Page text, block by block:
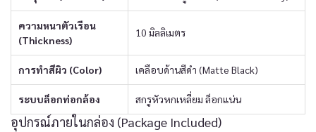
ความหนาตัวเรือน
(Thickness)
10 มิลลิเมตร
การทำสีผิว (Color) เคลือบด้านสีดำ (Matte Black)
ระบบล็อกท่อกล้อง สกรูหัวหกเหลี่ยม ล็อกแน่น
อุปกรณ์ภายในกล่อง (Package Included)